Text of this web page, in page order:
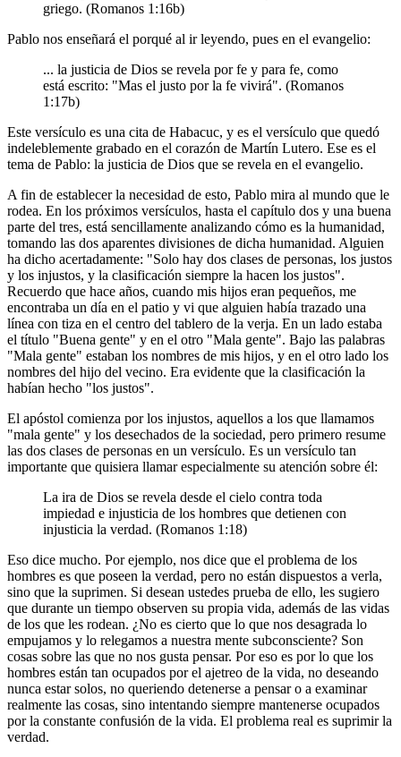
griego. (Romanos 1:16b)
Pablo nos enseñará el porqué al ir leyendo, pues en el evangelio:
... la justicia de Dios se revela por fe y para fe, como
está escrito: "Mas el justo por la fe vivirá". (Romanos
1:17b)
Este versículo es una cita de Habacuc, y es el versículo que quedó
indeleblemente grabado en el corazón de Martín Lutero. Ese es el
tema de Pablo: la justicia de Dios que se revela en el evangelio.
A fin de establecer la necesidad de esto, Pablo mira al mundo que le
rodea. En los próximos versículos, hasta el capítulo dos y una buena
parte del tres, está sencillamente analizando cómo es la humanidad,
tomando las dos aparentes divisiones de dicha humanidad. Alguien
ha dicho acertadamente: "Solo hay dos clases de personas, los justos
y los injustos, y la clasificación siempre la hacen los justos".
Recuerdo que hace años, cuando mis hijos eran pequeños, me
encontraba un día en el patio y vi que alguien había trazado una
línea con tiza en el centro del tablero de la verja. En un lado estaba
el título "Buena gente" y en el otro "Mala gente". Bajo las palabras
"Mala gente" estaban los nombres de mis hijos, y en el otro lado los
nombres del hijo del vecino. Era evidente que la clasificación la
habían hecho "los justos".
El apóstol comienza por los injustos, aquellos a los que llamamos
"mala gente" y los desechados de la sociedad, pero primero resume
las dos clases de personas en un versículo. Es un versículo tan
importante que quisiera llamar especialmente su atención sobre él:
La ira de Dios se revela desde el cielo contra toda
impiedad e injusticia de los hombres que detienen con
injusticia la verdad. (Romanos 1:18)
Eso dice mucho. Por ejemplo, nos dice que el problema de los
hombres es que poseen la verdad, pero no están dispuestos a verla,
sino que la suprimen. Si desean ustedes prueba de ello, les sugiero
que durante un tiempo observen su propia vida, además de las vidas
de los que les rodean. ¿No es cierto que lo que nos desagrada lo
empujamos y lo relegamos a nuestra mente subconsciente? Son
cosas sobre las que no nos gusta pensar. Por eso es por lo que los
hombres están tan ocupados por el ajetreo de la vida, no deseando
nunca estar solos, no queriendo detenerse a pensar o a examinar
realmente las cosas, sino intentando siempre mantenerse ocupados
por la constante confusión de la vida. El problema real es suprimir la
verdad.